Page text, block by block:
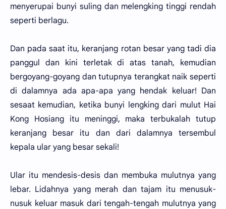
menyerupai bunyi suling dan melengking tinggi rendah
seperti berlagu.
Dan pada saat itu, keranjang rotan besar yang tadi dia
panggul dan kini terletak di atas tanah, kemudian
bergoyang-goyang dan tutupnya terangkat naik seperti
di dalamnya ada apa-apa yang hendak keluar! Dan
sesaat kemudian, ketika bunyi lengking dari mulut Hai
Kong Hosiang itu meninggi, maka terbukalah tutup
keranjang besar itu dan dari dalamnya tersembul
kepala ular yang besar sekali!
Ular itu mendesis-desis dan membuka mulutnya yang
lebar. Lidahnya yang merah dan tajam itu menusuk-
nusuk keluar masuk dari tengah-tengah mulutnya yang